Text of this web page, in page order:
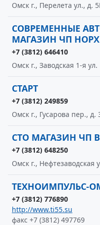
Омск г., Перелета ул., д.
СОВРЕМЕННЫЕ
МАГАЗИН ЧП
+7 (3812) 646410
Омск г., Заводская 1-я ул.
СТАРТ
+7 (3812) 249859
Омск г., Гусарова пер., д.
СТО МАГАЗИН ЧП
+7 (3812) 648250
Омск г., Нефтезаводская
ТЕХНОИМПУЛЬС-
+7 (3812) 776890
http://www.ti55.su
факс +7 (3812) 497769